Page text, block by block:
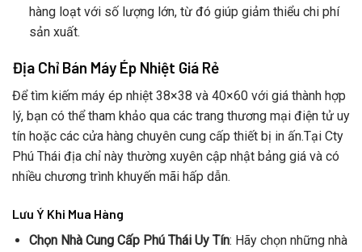
hàng loạt với số lượng lớn, từ đó giúp giảm thiểu chi phí
sản xuất.
Địa Chỉ Bán Máy Ép Nhiệt Giá Rẻ
Để tìm kiếm máy ép nhiệt 38×38 và 40×60 với giá thành hợp
lý, bạn có thể tham khảo qua các trang thương mại điện tử uy
tín hoặc các cửa hàng chuyên cung cấp thiết bị in ấn.Tại Cty
Phú Thái địa chỉ này thường xuyên cập nhật bảng giá và có
nhiều chương trình khuyến mãi hấp dẫn.
Lưu Ý Khi Mua Hàng
Chọn Nhà Cung Cấp Phú Thái Uy Tín: Hãy chọn những nhà